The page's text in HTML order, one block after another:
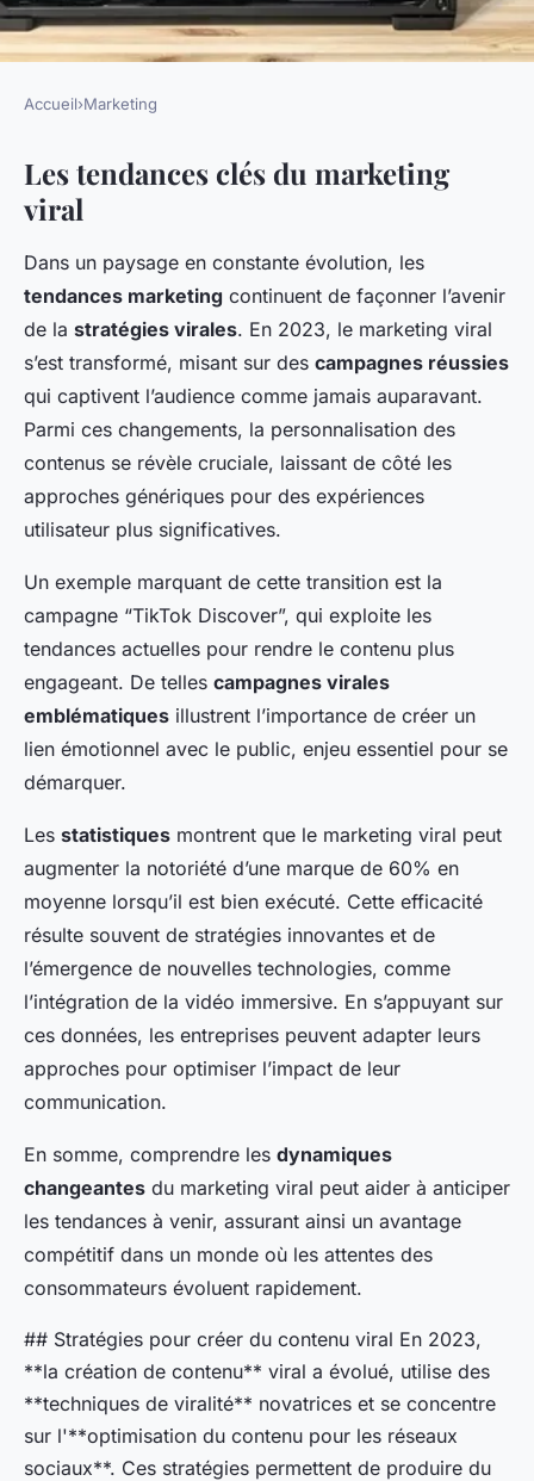
Les tendances actuelles en
Marketing Viral
Pablo •20 décembre 2024•5 min de lecture
Accueil›Marketing
Les tendances clés du marketing
viral
Dans un paysage en constante évolution, les
tendances marketing continuent de façonner l’avenir
de la stratégies virales. En 2023, le marketing viral
s’est transformé, misant sur des campagnes réussies
qui captivent l’audience comme jamais auparavant.
Parmi ces changements, la personnalisation des
contenus se révèle cruciale, laissant de côté les
approches génériques pour des expériences
utilisateur plus significatives.
Un exemple marquant de cette transition est la
campagne “TikTok Discover”, qui exploite les
tendances actuelles pour rendre le contenu plus
engageant. De telles campagnes virales
emblématiques illustrent l’importance de créer un
lien émotionnel avec le public, enjeu essentiel pour se
démarquer.
Les statistiques montrent que le marketing viral peut
augmenter la notoriété d’une marque de 60% en
moyenne lorsqu’il est bien exécuté. Cette efficacité
résulte souvent de stratégies innovantes et de
l’émergence de nouvelles technologies, comme
l’intégration de la vidéo immersive. En s’appuyant sur
ces données, les entreprises peuvent adapter leurs
approches pour optimiser l’impact de leur
communication.
En somme, comprendre les dynamiques
changeantes du marketing viral peut aider à anticiper
les tendances à venir, assurant ainsi un avantage
compétitif dans un monde où les attentes des
consommateurs évoluent rapidement.
## Stratégies pour créer du contenu viral En 2023,
**la création de contenu** viral a évolué, utilise des
**techniques de viralité** novatrices et se concentre
sur l'**optimisation du contenu pour les réseaux
sociaux**. Ces stratégies permettent de produire du